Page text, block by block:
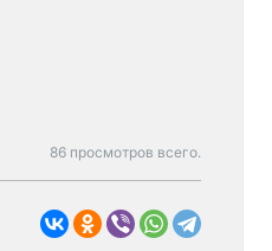
86 просмотров всего.